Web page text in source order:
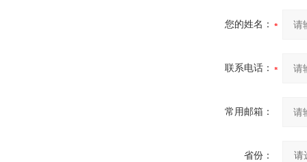
您的姓名：
联系电话：
常用邮箱：
省份：